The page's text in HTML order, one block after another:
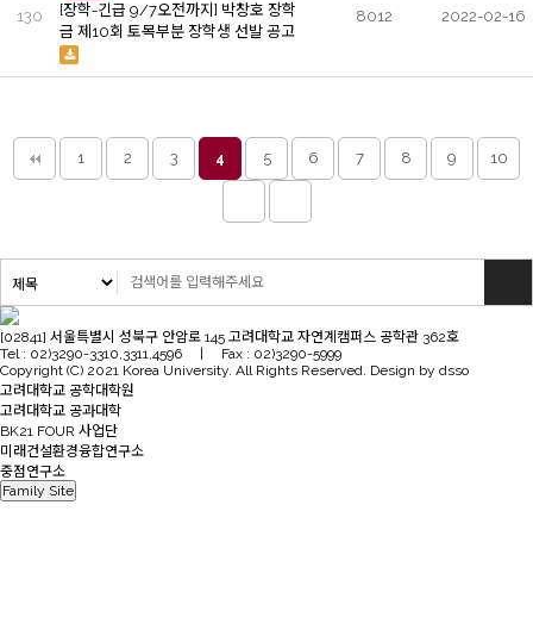
130
[장학-긴급 9/7오전까지] 박창호 장학
금 제10회 토목부분 장학생 선발 공고
8012 2022-02-16
1 2 3 4 5 6 7 8 9 10
[02841] 서울특별시 성북구 안암로 145 고려대학교 자연계캠퍼스 공학관 362호
Tel : 02)3290-3310,3311,4596 | Fax : 02)3290-5999
Copyright (C) 2021 Korea University. All Rights Reserved. Design by dsso
고려대학교 공학대학원
고려대학교 공과대학
BK21 FOUR 사업단
미래건설환경융합연구소
중점연구소
Family Site